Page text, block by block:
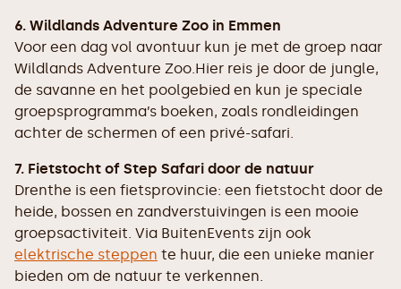
6. Wildlands Adventure Zoo in Emmen
Voor een dag vol avontuur kun je met de groep naar
Wildlands Adventure Zoo.Hier reis je door de jungle,
de savanne en het poolgebied en kun je speciale
groepsprogramma’s boeken, zoals rondleidingen
achter de schermen of een privé-safari.
7. Fietstocht of Step Safari door de natuur
Drenthe is een fietsprovincie: een fietstocht door de
heide, bossen en zandverstuivingen is een mooie
groepsactiviteit. Via BuitenEvents zijn ook
elektrische steppen te huur, die een unieke manier
bieden om de natuur te verkennen.